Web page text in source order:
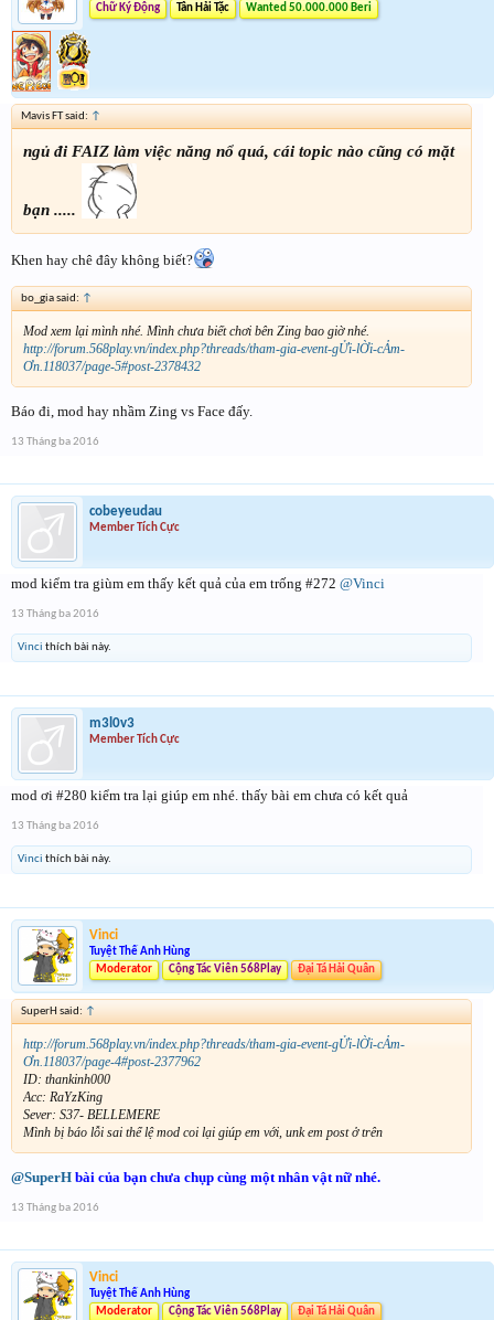
Chữ Ký Động
Tân Hải Tặc Wanted 50.000.000 Beri
Mavis FT said: ↑
ngủ đi FAIZ làm việc năng nổ quá, cái topic nào cũng có mặt
bạn .....
Khen hay chê đây không biết?
bo_gia said: ↑
Mod xem lại mình nhé. Mình chưa biết chơi bên Zing bao giờ nhé.
http://forum.568play.vn/index.php?threads/tham-gia-event-gỬi-lỜi-cẢm-
Ơn.118037/page-5#post-2378432
Báo đi, mod hay nhầm Zing vs Face đấy.
13 Tháng ba 2016
cobeyeudau
Member Tích Cực
mod kiểm tra giùm em thấy kết quả của em trống #272 @Vinci
13 Tháng ba 2016
Vinci thích bài này.
m3l0v3
Member Tích Cực
mod ơi #280 kiểm tra lại giúp em nhé. thấy bài em chưa có kết quả
13 Tháng ba 2016
Vinci thích bài này.
Vinci
Tuyệt Thế Anh Hùng
Moderator
Cộng Tác Viên 568Play Đại Tá Hải Quân
SuperH said: ↑
http://forum.568play.vn/index.php?threads/tham-gia-event-gỬi-lỜi-cẢm-
Ơn.118037/page-4#post-2377962
ID: thankinh000
Acc: RaYzKing
Sever: S37- BELLEMERE
Mình bị báo lỗi sai thể lệ mod coi lại giúp em với, unk em post ở trên
@SuperH bài của bạn chưa chụp cùng một nhân vật nữ nhé.
13 Tháng ba 2016
Vinci
Tuyệt Thế Anh Hùng
Moderator
Cộng Tác Viên 568Play Đại Tá Hải Quân